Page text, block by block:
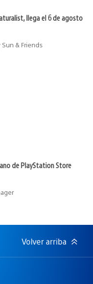
llega el 6 de agosto
& Friends
de PlayStation Store
Volver arriba